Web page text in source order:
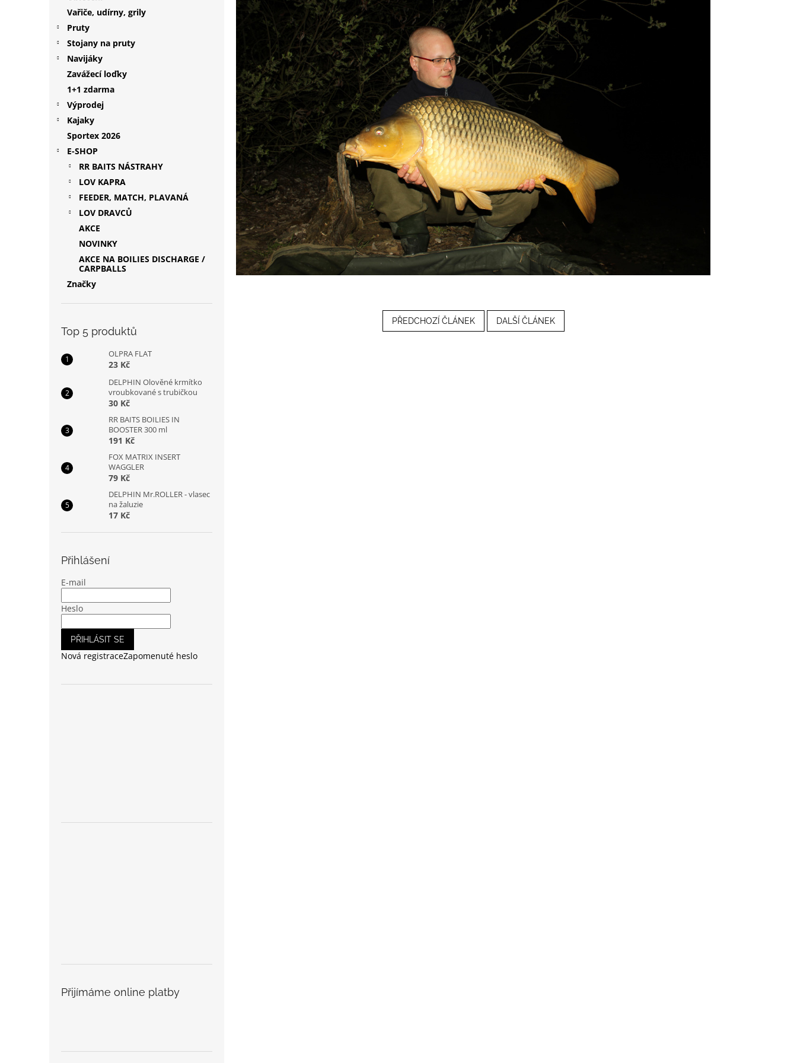
Vařiče, udírny, grily
Pruty
Stojany na pruty
Navijáky
Zavážecí loďky
1+1 zdarma
Výprodej
Kajaky
Sportex 2026
E-SHOP
RR BAITS NÁSTRAHY
LOV KAPRA
FEEDER, MATCH, PLAVANÁ
LOV DRAVCŮ
AKCE
NOVINKY
AKCE NA BOILIES DISCHARGE /
CARPBALLS
Značky
Top 5 produktů
OLPRA FLAT
23 Kč
DELPHIN Olověné krmítko
vroubkované s trubičkou
30 Kč
RR BAITS BOILIES IN
BOOSTER 300 ml
191 Kč
FOX MATRIX INSERT
WAGGLER
79 Kč
DELPHIN Mr.ROLLER - vlasec
na žaluzie
17 Kč
Přihlášení
E-mail
Heslo
PŘIHLÁSIT SE
Nová registraceZapomenuté heslo
Přijímáme online platby
PŘEDCHOZÍ ČLÁNEK DALŠÍ ČLÁNEK